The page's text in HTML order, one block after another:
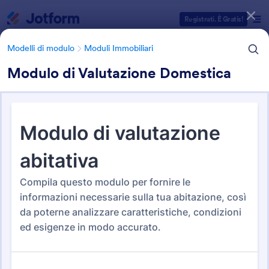
Registrati. È Gratis!
Modelli di modulo Moduli Immobiliari
Modulo di Valutazione Domestica
Modelli di modulo Moduli Immobiliari
Moduli Immobiliari
Categorie Template Moduli